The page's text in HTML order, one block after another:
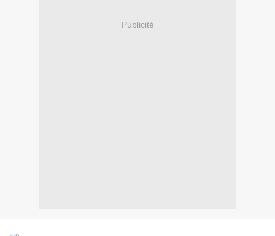
Publicité